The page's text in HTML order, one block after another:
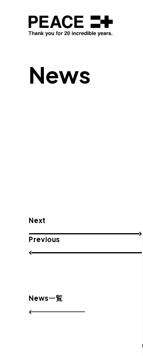
News
Next
Previous
News一覧